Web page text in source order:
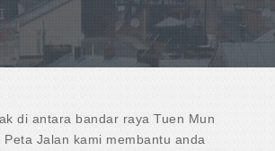
di antara bandar raya Tuen Mun
Peta Jalan kami membantu anda